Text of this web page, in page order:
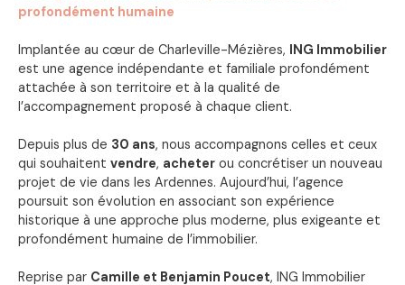
profondément humaine
Implantée au cœur de Charleville-Mézières,
ING Immobilier
est une agence indépendante et familiale profondément
attachée à son territoire et à la qualité de
l’accompagnement proposé à chaque client.
Depuis plus de 30 ans, nous accompagnons celles et ceux
qui souhaitent vendre, acheter ou concrétiser un nouveau
projet de vie dans les Ardennes. Aujourd’hui, l’agence
poursuit son évolution en associant son expérience
historique à une approche plus moderne, plus exigeante et
profondément humaine de l’immobilier.
Reprise par Camille et Benjamin Poucet, ING Immobilier